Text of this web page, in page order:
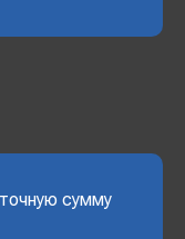
сумму